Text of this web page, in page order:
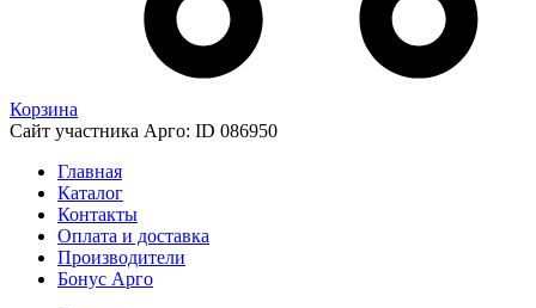
Корзина
Сайт участника Арго: ID 086950
Главная
Каталог
Контакты
Оплата и доставка
Производители
Бонус Арго